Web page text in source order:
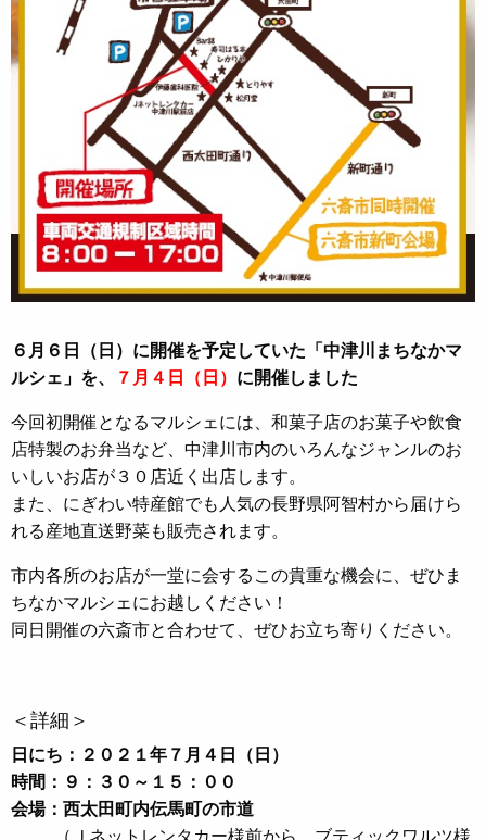
６月６日（日）に開催を予定していた「中津川まちなかマ
ルシェ」を、
７月４日（日） に開催しました
今回初開催となるマルシェには、和菓子店のお菓子や飲食
店特製のお弁当など、中津川市内のいろんなジャンルのお
いしいお店が３０店近く出店します。
また、にぎわい特産館でも人気の長野県阿智村から届けら
れる産地直送野菜も販売されます。
市内各所のお店が一堂に会するこの貴重な機会に、ぜひま
ちなかマルシェにお越しください！
同日開催の六斎市と合わせて、ぜひお立ち寄りください。
＜詳細＞
日にち：２０２１年７月４日（日）
時間：９：３０～１５：００
会場：西太田町内伝馬町の市道
（Ｊネットレンタカー様前から、ブティックワルツ様